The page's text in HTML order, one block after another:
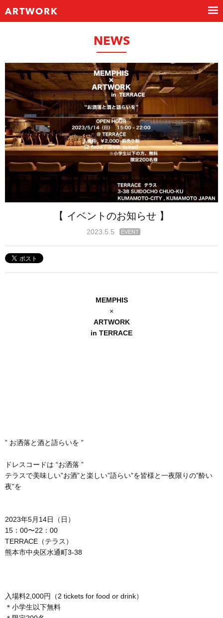
ARTWORK
NEWS
【 イベントのお知らせ 】
2023.5.5 EVENT
MEMPHIS
×
ARTWORK
in TERRACE
” お洒落と酒と語らいを ”
ドレスコードは “お洒落 ”
テラスで美味しい”お酒”と楽しい”語らい”を皆様と一夜限りの”酔い
夜”を
2023年5月14日（日）
15：00〜22：00
TERRACE（テラス）
熊本市中央区水通町3-38
入場料2,000円（2 tickets for food or drink）
＊小学生以下無料